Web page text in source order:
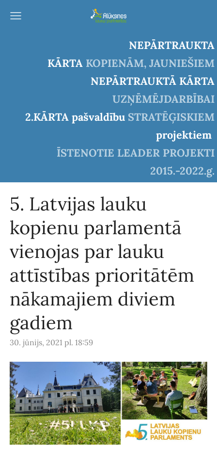
NEPĀRTRAUKTA
KĀRTA KOPIENĀM, JAUNIEŠIEM
NEPĀRTRAUKTĀ KĀRTA
UZŅĒMĒJDARBĪBAI
2.KĀRTA pašvaldību STRATĒĢISKIEM
projektiem
ĪSTENOTIE LEADER PROJEKTI
2015.-2022.g.
5. Latvijas lauku
kopienu parlamentā
vienojas par lauku
attīstības prioritātēm
nākamajiem diviem
gadiem
30. jūnijs, 2021 pl. 18:59